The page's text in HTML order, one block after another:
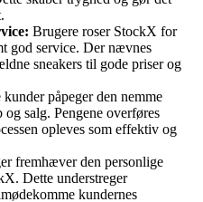
Brugere roser StockX for
god service. Der nævnes
sneakers til gode priser og
kunder påpeger den nemme
og salg. Pengene overføres
opleves som effektiv og
fremhæver den personlige
Dette understreger
kundernes